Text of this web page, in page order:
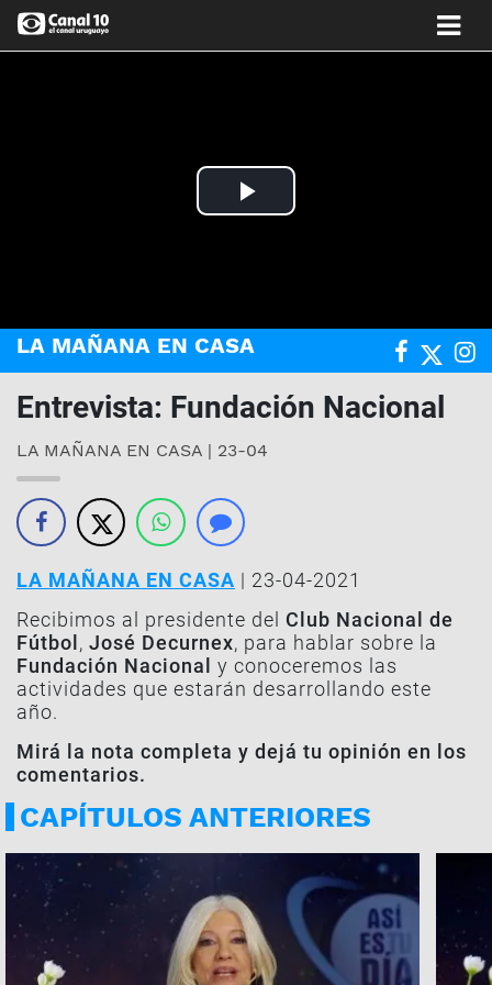
Play
LA MAÑANA EN CASA
Entrevista: Fundación Nacional
LA MAÑANA EN CASA | 23-04
LA MAÑANA EN CASA | 23-04-2021
Recibimos al presidente del Club Nacional de
Fútbol , José Decurnex, para hablar sobre la
Fundación Nacional
y conoceremos las
actividades que estarán desarrollando este
año.
Mirá la nota completa y dejá tu opinión en los
comentarios.
CAPÍTULOS ANTERIORES